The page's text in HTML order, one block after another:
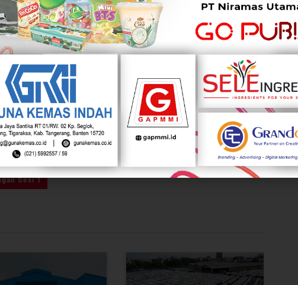
losers siang ini diantaranya PT Darmi Bersaudara Tbk
Boga Sejahtera Tbk (NAYZ) turun sebesar 9,52% ke
turun sebesar 8,81% ke Rp145.
diperdagangkan antara lain, PT Amman Mineral
Tbk (SAGE) dan PT Darmi Bersaudara Tbk
WhatsApp
Sesi 1